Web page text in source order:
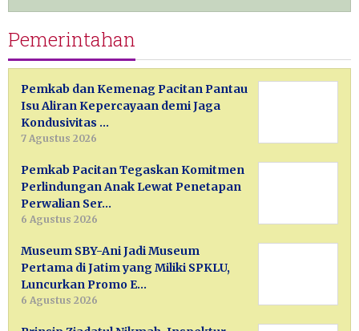
Pemerintahan
Pemkab dan Kemenag Pacitan Pantau
Isu Aliran Kepercayaan demi Jaga
Kondusivitas …
7 Agustus 2026
Pemkab Pacitan Tegaskan Komitmen
Perlindungan Anak Lewat Penetapan
Perwalian Ser…
6 Agustus 2026
Museum SBY-Ani Jadi Museum
Pertama di Jatim yang Miliki SPKLU,
Luncurkan Promo E…
6 Agustus 2026